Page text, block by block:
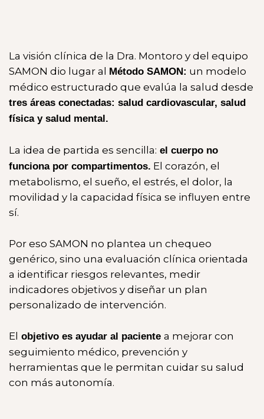
La visión clínica de la Dra. Montoro y del equipo
SAMON dio lugar al Método SAMON: un modelo
médico estructurado que evalúa la salud desde
tres áreas conectadas: salud cardiovascular, salud
física y salud mental.
La idea de partida es sencilla: el cuerpo no
funciona por compartimentos. El corazón, el
metabolismo, el sueño, el estrés, el dolor, la
movilidad y la capacidad física se influyen entre
sí.
Por eso SAMON no plantea un chequeo
genérico, sino una evaluación clínica orientada
a identificar riesgos relevantes, medir
indicadores objetivos y diseñar un plan
personalizado de intervención.
El objetivo es ayudar al paciente a mejorar con
seguimiento médico, prevención y
herramientas que le permitan cuidar su salud
con más autonomía.